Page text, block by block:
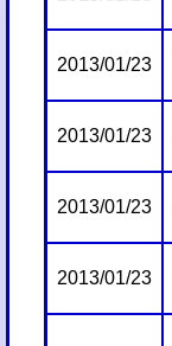
2013/01/23
2013/01/23
2013/01/23
2013/01/23